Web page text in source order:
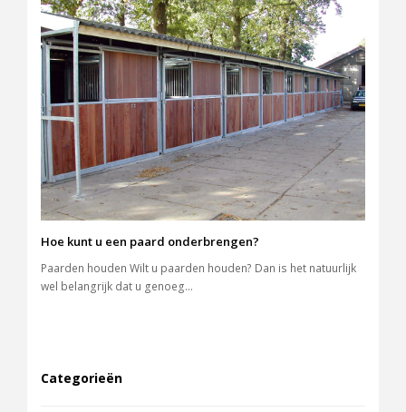
Hoe kunt u een paard onderbrengen?
Paarden houden Wilt u paarden houden? Dan is het natuurlijk
wel belangrijk dat u genoeg…
Categorieën